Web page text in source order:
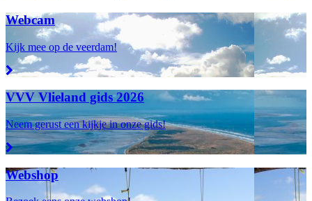
Webcam
Kijk mee op de veerdam!
VVV Vlieland gids 2026
Neem gerust een kijkje in onze gids!
Webshop